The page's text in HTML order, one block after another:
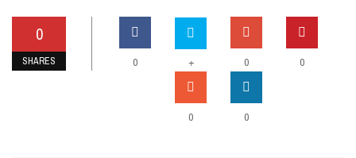
0
SHARES 0 + 0 0
0 0